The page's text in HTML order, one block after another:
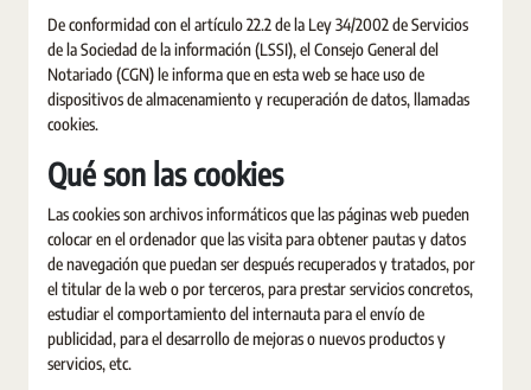
De conformidad con el artículo 22.2 de la Ley 34/2002 de Servicios
de la Sociedad de la información (LSSI), el Consejo General del
Notariado (CGN) le informa que en esta web se hace uso de
dispositivos de almacenamiento y recuperación de datos, llamadas
cookies.
Qué son las cookies
Las cookies son archivos informáticos que las páginas web pueden
colocar en el ordenador que las visita para obtener pautas y datos
de navegación que puedan ser después recuperados y tratados, por
el titular de la web o por terceros, para prestar servicios concretos,
estudiar el comportamiento del internauta para el envío de
publicidad, para el desarrollo de mejoras o nuevos productos y
servicios, etc.